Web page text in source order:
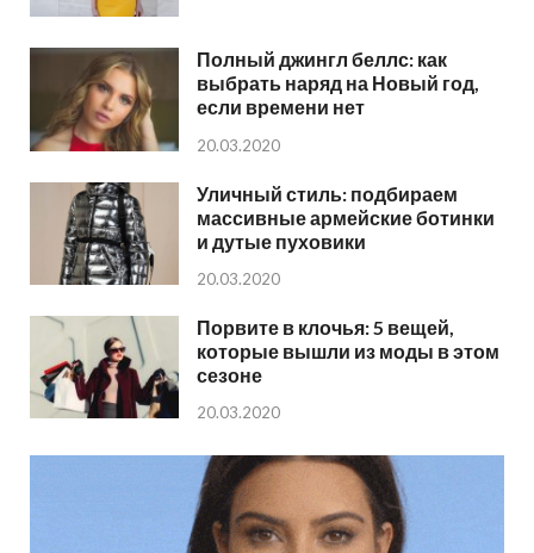
Полный джингл беллс: как
выбрать наряд на Новый год,
если времени нет
20.03.2020
Уличный стиль: подбираем
массивные армейские ботинки
и дутые пуховики
20.03.2020
Порвите в клочья: 5 вещей,
которые вышли из моды в этом
сезоне
20.03.2020